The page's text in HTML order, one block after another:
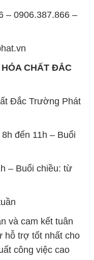
đến 11h – Buổi
– Buổi chiều: từ
trợ tốt nhất cho
công việc cao
CHẤT ĐẮC
Bình Trị